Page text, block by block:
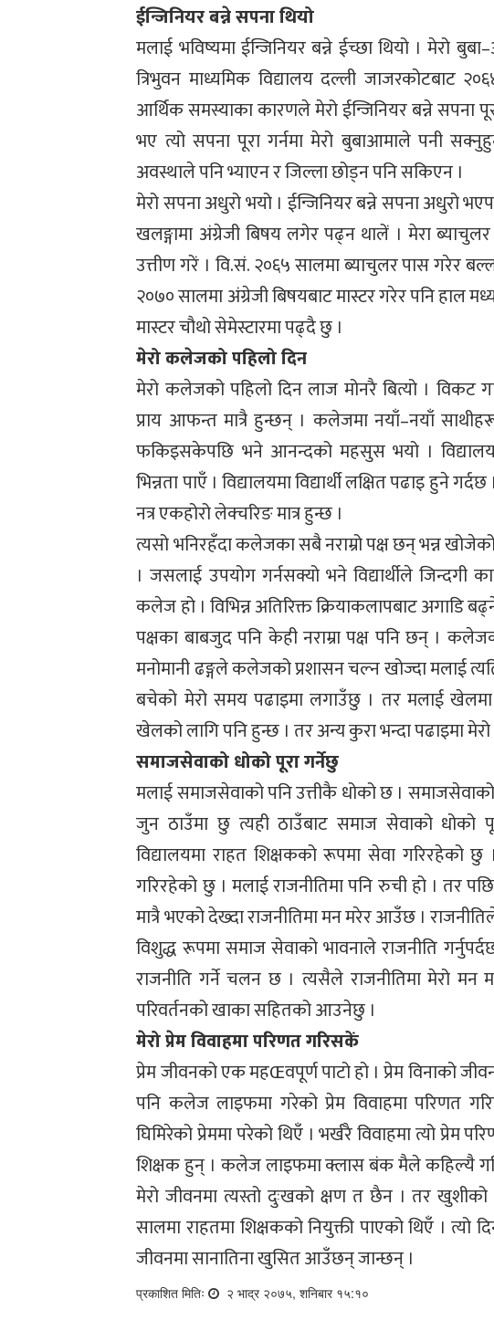
ईन्जिनियर बन्ने सपना थियो
मलाई भविष्यमा ईन्जिनियर बन्ने ईच्छा थियो । मेरो
त्रिभुवन माध्यमिक विद्यालय दल्ली जाजरकोटबाट
आर्थिक समस्याका कारणले मेरो ईन्जिनियर बन्ने सपना
भए त्यो सपना पूरा गर्नमा मेरो बुबाआमाले पनी
अवस्थाले पनि भ्याएन र जिल्ला छोड्न पनि सकिएन ।
मेरो सपना अधुरो भयो । ईन्जिनियर बन्ने सपना अधुरो
खलङ्गामा अंग्रेजी बिषय लगेर पढ्न थालें । मेरा
उत्तीण गरें । वि.सं. २०६५ सालमा ब्याचुलर पास गरेर
२०७० सालमा अंग्रेजी बिषयबाट मास्टर गरेर पनि हाल
मास्टर चौथो सेमेस्टारमा पढ्दै छु ।
मेरो कलेजको पहिलो दिन
मेरो कलेजको पहिलो दिन लाज मोनरै बित्यो । विकट
प्राय आफन्त मात्रै हुन्छन् । कलेजमा नयाँ–नयाँ
फकिइसकेपछि भने आनन्दको महसुस भयो ।
भिन्नता पाएँ । विद्यालयमा विद्यार्थी लक्षित पढाइ हुने
नत्र एकहोरो लेक्चरिङ मात्र हुन्छ ।
त्यसो भनिरहँदा कलेजका सबै नराम्रो पक्ष छन् भन्न
। जसलाई उपयोग गर्नसक्यो भने विद्यार्थीले
कलेज हो । विभिन्न अतिरिक्त क्रियाकलापबाट अगाडि
पक्षका बाबजुद पनि केही नराम्रा पक्ष पनि छन् ।
मनोमानी ढङ्गले कलेजको प्रशासन चल्न खोज्दा मलाई
बचेको मेरो समय पढाइमा लगाउँछु । तर मलाई
खेलको लागि पनि हुन्छ । तर अन्य कुरा भन्दा पढाइमा
समाजसेवाको धोको पूरा गर्नेछु
मलाई समाजसेवाको पनि उत्तीकै धोको छ ।
जुन ठाउँमा छु त्यही ठाउँबाट समाज सेवाको धोको
विद्यालयमा राहत शिक्षकको रूपमा सेवा गरिरहेको
गरिरहेको छु । मलाई राजनीतिमा पनि रुची हो । तर
मात्रै भएको देख्दा राजनीतिमा मन मरेर आउँछ ।
विशुद्ध रूपमा समाज सेवाको भावनाले राजनीति
राजनीति गर्ने चलन छ । त्यसैले राजनीतिमा मेरो
परिवर्तनको खाका सहितको आउनेछु ।
मेरो प्रेम विवाहमा परिणत गरिसकें
प्रेम जीवनको एक महŒवपूर्ण पाटो हो । प्रेम विनाको
पनि कलेज लाइफमा गरेको प्रेम विवाहमा परिणत
घिमिरेको प्रेममा परेको थिएँ । भर्खरै विवाहमा त्यो प्रेम
शिक्षक हुन् । कलेज लाइफमा क्लास बंक मैले कहिल्यै
मेरो जीवनमा त्यस्तो दुःखको क्षण त छैन । तर
सालमा राहतमा शिक्षकको नियुक्ती पाएको थिएँ । त्यो
जीवनमा सानातिना खुसित आउँछन् जान्छन् ।
प्रकाशित मितिः २ भाद्र २०७५, शनिबार १५:१०